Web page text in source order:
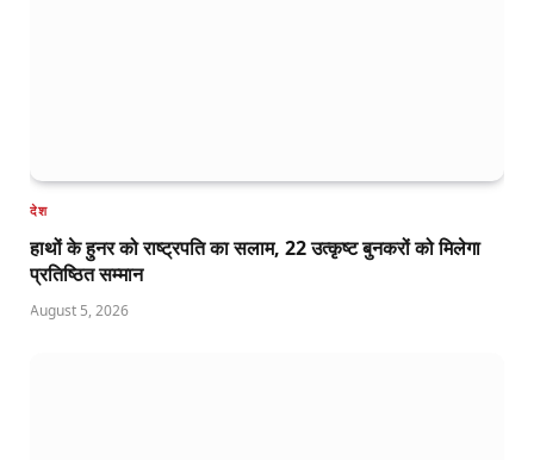
देश
हाथों के हुनर को राष्ट्रपति का सलाम, 22 उत्कृष्ट बुनकरों को मिलेगा
प्रतिष्ठित सम्मान
August 5, 2026